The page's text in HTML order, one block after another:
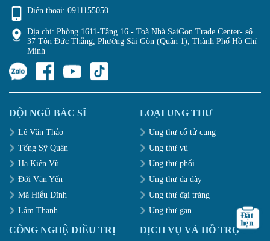
Điện thoại: 0911155050
Địa chỉ: Phòng 1611-Tầng 16 - Toà Nhà SaiGon Trade Center- số
37 Tôn Đức Thắng, Phường Sài Gòn (Quận 1), Thành Phố Hồ Chí
Minh
ĐỘI NGŨ BÁC SĨ
Lê Văn Thảo
Tống Sỹ Quân
Hạ Kiến Vũ
Đới Văn Yến
Mã Hiểu Dĩnh
Lâm Thanh
LOẠI UNG THƯ
Ung thư cổ tử cung
Ung thư vú
Ung thư phổi
Ung thư dạ dày
Ung thư đại tràng
Ung thư gan
CÔNG NGHỆ ĐIỀU TRỊ DỊCH VỤ VÀ HỖ TRỢ